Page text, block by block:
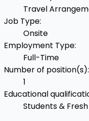
Travel
Job Type:
Onsite
Employment Type:
Full-Time
Number of position(s):
1
Educational
Students &